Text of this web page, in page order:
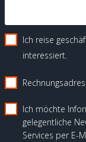
Ich reise
interessiert.
Ich möchte
gelegentliche
Services per E-